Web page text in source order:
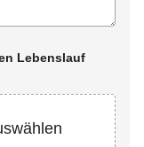
Lebenslauf